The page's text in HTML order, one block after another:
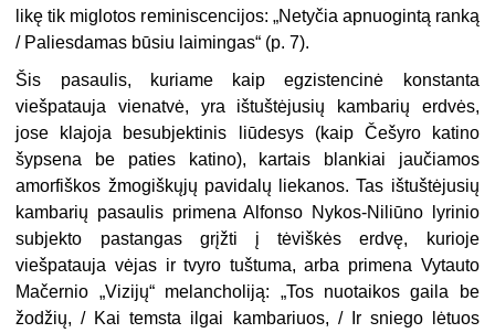
likę tik miglotos reminiscencijos: „Netyčia apnuogintą ranką
/ Paliesdamas būsiu laimingas“ (p. 7).
Šis pasaulis, kuriame kaip egzistencinė konstanta
viešpatauja vienatvė, yra ištuštėjusių kambarių erdvės,
jose klajoja besubjektinis liūdesys (kaip Češyro katino
šypsena be paties katino), kartais blankiai jaučiamos
amorfiškos žmogiškųjų pavidalų liekanos. Tas ištuštėjusių
kambarių pasaulis primena Alfonso Nykos-Niliūno lyrinio
subjekto pastangas grįžti į tėviškės erdvę, kurioje
viešpatauja vėjas ir tvyro tuštuma, arba primena Vytauto
Mačernio „Vizijų“ melancholiją: „Tos nuotaikos gaila be
žodžių, / Kai temsta ilgai kambariuos, / Ir sniego lėtuos